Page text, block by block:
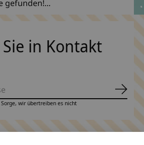
gefunden!...
in Kontakt
Sorge, wir übertreiben es nicht